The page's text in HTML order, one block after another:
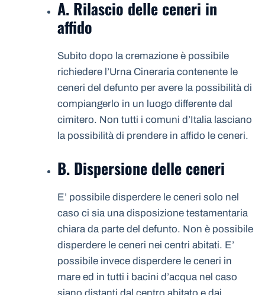
A. Rilascio delle ceneri in
affido
Subito dopo la cremazione è possibile
richiedere l’Urna Cineraria contenente le
ceneri del defunto per avere la possibilità di
compiangerlo in un luogo differente dal
cimitero. Non tutti i comuni d’Italia lasciano
la possibilità di prendere in affido le ceneri.
B. Dispersione delle ceneri
E’ possibile disperdere le ceneri solo nel
caso ci sia una disposizione testamentaria
chiara da parte del defunto. Non è possibile
disperdere le ceneri nei centri abitati. E’
possibile invece disperdere le ceneri in
mare ed in tutti i bacini d’acqua nel caso
siano distanti dal centro abitato e dai